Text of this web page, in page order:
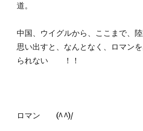
道。
中国、ウイグルから、ここまで、
思い出すと、なんとなく、ロマン
られない ！！
ロマン (^^)/